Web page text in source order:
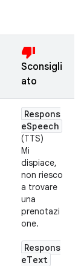
thumb_down
Sconsigli
ato
Respons
eSpeech
(TTS)
Mi
dispiace,
non riesco
a trovare
una
prenotazi
one.
Respons
eText